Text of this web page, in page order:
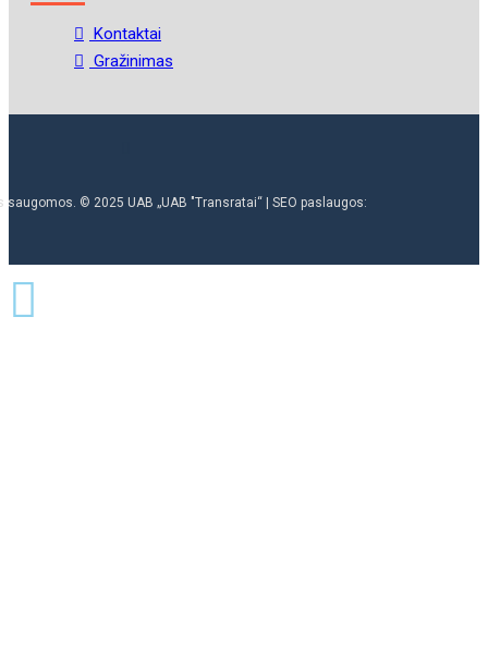
Kontaktai
Gražinimas
saugomos. © 2025 UAB „UAB "Transratai“ | SEO paslaugos: